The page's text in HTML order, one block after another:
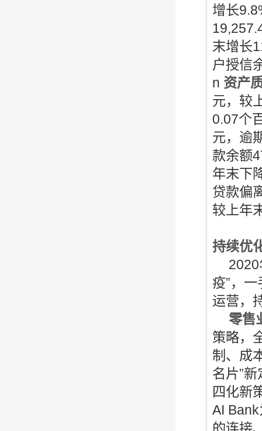
增长
末增长
户授信
n 资产
元，较
0.07个
元，逾
款余额
年末下
贷款偏
较上年
持续优
2020
疫”，
运营，
零售
策略，
制、成
名片”
四化新
AI